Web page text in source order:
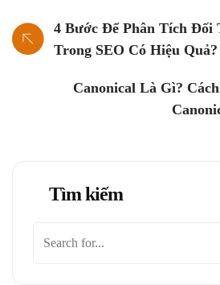
4 Bước Để Phân Tích Đối
Trong SEO Có Hiệu Quả?
Canonical Là Gì?
Tìm kiếm